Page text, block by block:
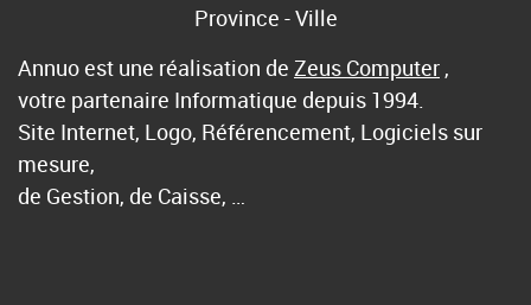
Province - Ville
Annuo est une réalisation de Zeus Computer ,
votre partenaire Informatique depuis 1994.
Site Internet, Logo, Référencement, Logiciels sur
mesure,
de Gestion, de Caisse, …